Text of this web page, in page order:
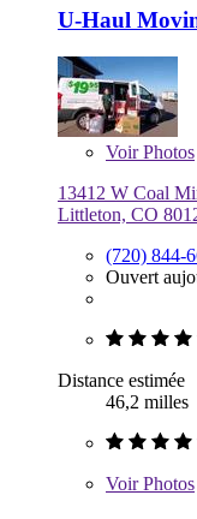
U-Haul
VoirPhotos
13412 W Coal
Littleton, CO
(720) 844-
Ouvert
Distance estimée
46,2 milles
VoirPhotos